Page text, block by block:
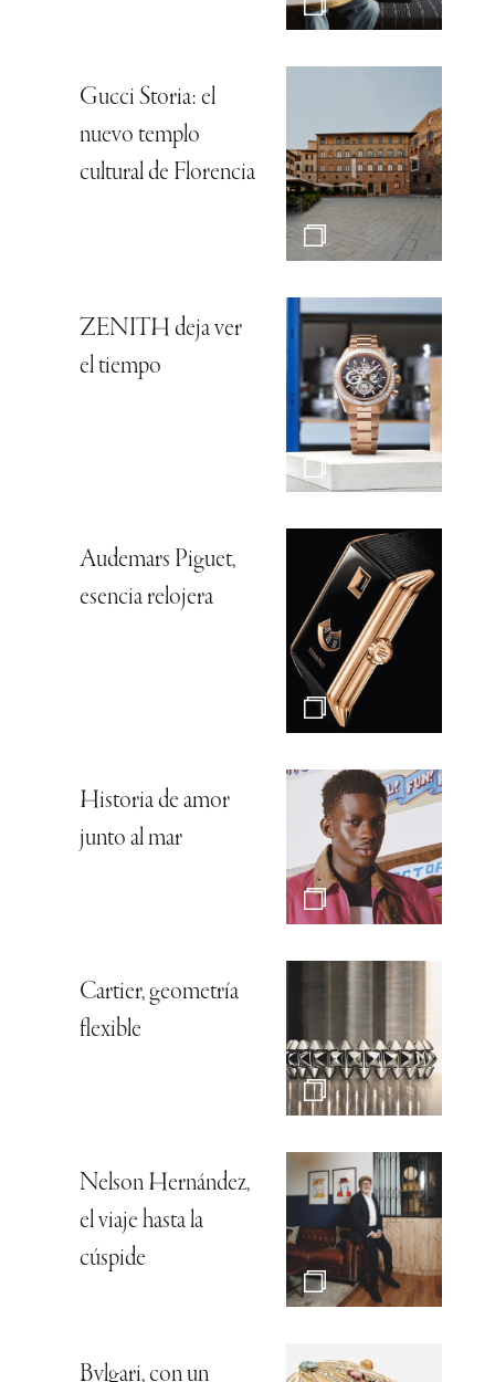
Gucci Storia: el
nuevo templo
cultural de Florencia
ZENITH deja ver
el tiempo
Audemars Piguet,
esencia relojera
Historia de amor
junto al mar
Cartier, geometría
flexible
Nelson Hernández,
el viaje hasta la
cúspide
Bvlgari, con un